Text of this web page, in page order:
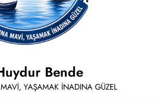
Bende
YAŞAMAK İNADINA GÜZEL